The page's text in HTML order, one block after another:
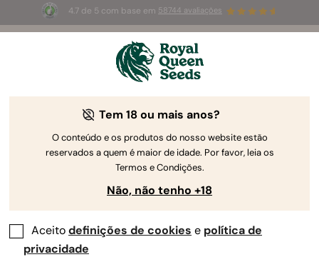
4.7 de 5 com base em 58744 avaliações
Summer Sales: até 50%
de desconto! ⏤
Tem 18 ou mais anos?
O conteúdo e os produtos do nosso website estão
reservados a quem é maior de idade. Por favor, leia os
Termos e Condições.
Não, não tenho +18
Aceitodefinições de cookies e política de
privacidade